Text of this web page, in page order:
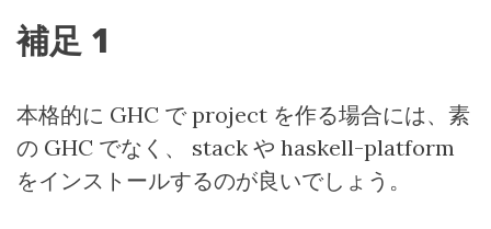
補足 1
本格的に GHC で project を作る場合には、素
の GHC でなく、 stack や haskell-platform
をインストールするのが良いでしょう。